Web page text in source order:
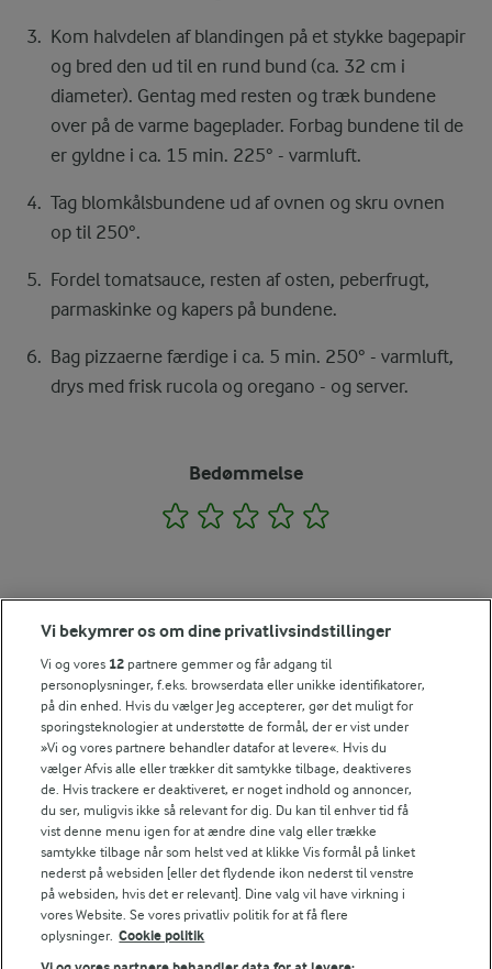
Kom halvdelen af blandingen på et stykke bagepapir
og bred den ud til en rund bund (ca. 32 cm i
diameter). Gentag med resten og træk bundene
over på de varme bageplader. Forbag bundene til de
er gyldne i ca. 15 min. 225° - varmluft.
Tag blomkålsbundene ud af ovnen og skru ovnen
op til 250°.
Fordel tomatsauce, resten af osten, peberfrugt,
parmaskinke og kapers på bundene.
Bag pizzaerne færdige i ca. 5 min. 250° - varmluft,
drys med frisk rucola og oregano - og server.
Bedømmelse
1 2 3 4
køkkenet. Derfor deler vi de tips, vi selv bruger, når vi
laver mad og udvikler opskrifter.
TIP
Brug evt. 'blomkålsris' i stedet for revet blomkål. Det er nemt
NÆRINGSINDHOLD, PR 100 G
Energiindhold:
323 kJ / 77 kcal
Vi bekymrer os om dine privatlivsindstillinger
Vi og vores 12 partnere gemmer og får adgang til
personoplysninger, f.eks. browserdata eller unikke identifikatorer,
på din enhed. Hvis du vælger Jeg accepterer, gør det muligt for
sporingsteknologier at understøtte de formål, der er vist under
»Vi og vores partnere behandler datafor at levere«. Hvis du
vælger Afvis alle eller trækker dit samtykke tilbage, deaktiveres
de. Hvis trackere er deaktiveret, er noget indhold og annoncer,
du ser, muligvis ikke så relevant for dig. Du kan til enhver tid få
vist denne menu igen for at ændre dine valg eller trække
samtykke tilbage når som helst ved at klikke Vis formål på linket
nederst på websiden [eller det flydende ikon nederst til venstre
på websiden, hvis det er relevant]. Dine valg vil have virkning i
vores Website. Se vores privatliv politik for at få flere
oplysninger. Cookie politik